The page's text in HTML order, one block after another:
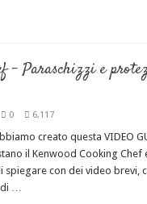
– Paraschizzi e
0 6,117
creato questa VIDEO
il Kenwood Cooking Chef
con dei video brevi,
di …